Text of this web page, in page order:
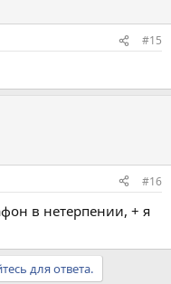
#15
#16
в нетерпении, + я
для ответа.